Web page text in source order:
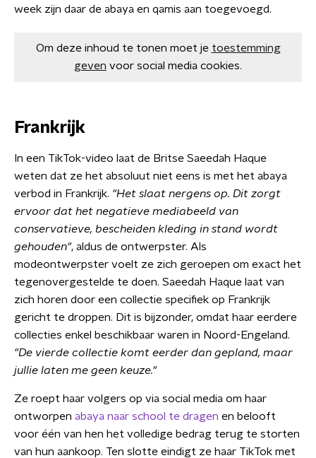
week zijn daar de abaya en qamis aan toegevoegd.
Om deze inhoud te tonen moet je toestemming
geven voor social media cookies.
Frankrijk
In een TikTok-video laat de Britse Saeedah Haque
weten dat ze het absoluut niet eens is met het abaya
verbod in Frankrijk. "Het slaat nergens op. Dit zorgt
ervoor dat het negatieve mediabeeld van
conservatieve, bescheiden kleding in stand wordt
gehouden", aldus de ontwerpster. Als
modeontwerpster voelt ze zich geroepen om exact het
tegenovergestelde te doen. Saeedah Haque laat van
zich horen door een collectie specifiek op Frankrijk
gericht te droppen. Dit is bijzonder, omdat haar eerdere
collecties enkel beschikbaar waren in Noord-Engeland.
"De vierde collectie komt eerder dan gepland, maar
jullie laten me geen keuze."
Ze roept haar volgers op via social media om haar
ontworpen abaya naar school te dragen en belooft
voor één van hen het volledige bedrag terug te storten
van hun aankoop. Ten slotte eindigt ze haar TikTok met